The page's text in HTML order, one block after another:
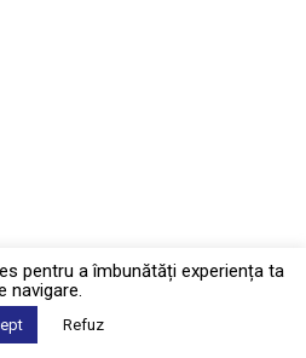
pentru a îmbunătăți experiența ta
navigare.
Refuz